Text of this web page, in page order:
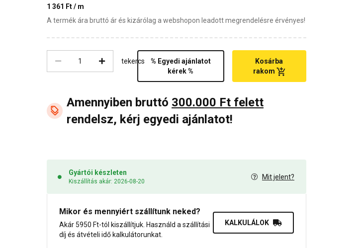
1 361 Ft / m
A termék ára bruttó ár és kizárólag a webshopon leadott megrendelésre érvényes!
tekercs
% Egyedi ajánlatot
kérek %
Kosárba
rakom
Amennyiben bruttó 300.000 Ft felett
rendelsz, kérj egyedi ajánlatot!
Gyártói készleten
Kiszállítás akár: 2026-08-20
Mit jelent?
Mikor és mennyiért szállítunk neked?
Akár 5950 Ft-tól kiszállítjuk. Használd a szállítási
díj és átvételi idő kalkulátorunkat.
KALKULÁLOK